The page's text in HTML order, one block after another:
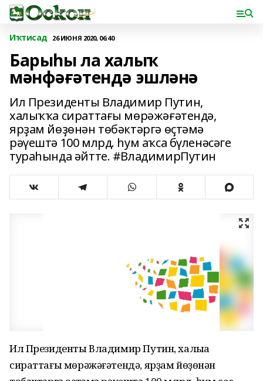
Иҡтисад 26 ИЮНЯ 2020, 06:40
Барыһы ла халыҡ
мәнфәғәтендә эшләнә
Ил Президенты Владимир Путин,
халыҡҡа сираттағы мөрәжәғәтендә,
ярҙам йөҙөнән төбәктәргә өҫтәмә
рәүештә 100 млрд. һум аҡса бүленәсәге
тураһында әйтте. #ВладимирПутин
Ил Президенты Владимир Путин, халыҡҡа
сираттағы мөрәжәғәтендә, ярҙам йөҙөнән